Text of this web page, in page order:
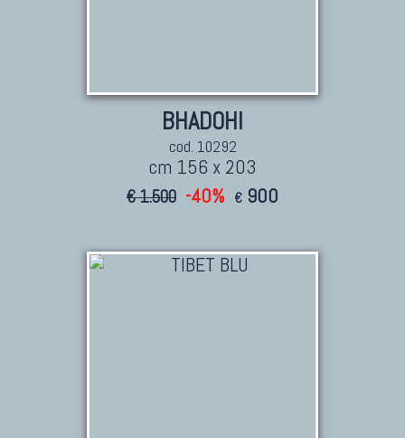
BHADOHI
cod. 10292
cm 156 x 203
€ 1.500 -40% € 900